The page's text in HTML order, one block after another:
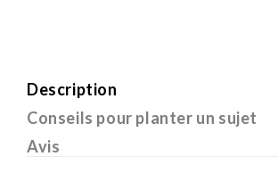
Description
Conseils pour planter un sujet
Avis